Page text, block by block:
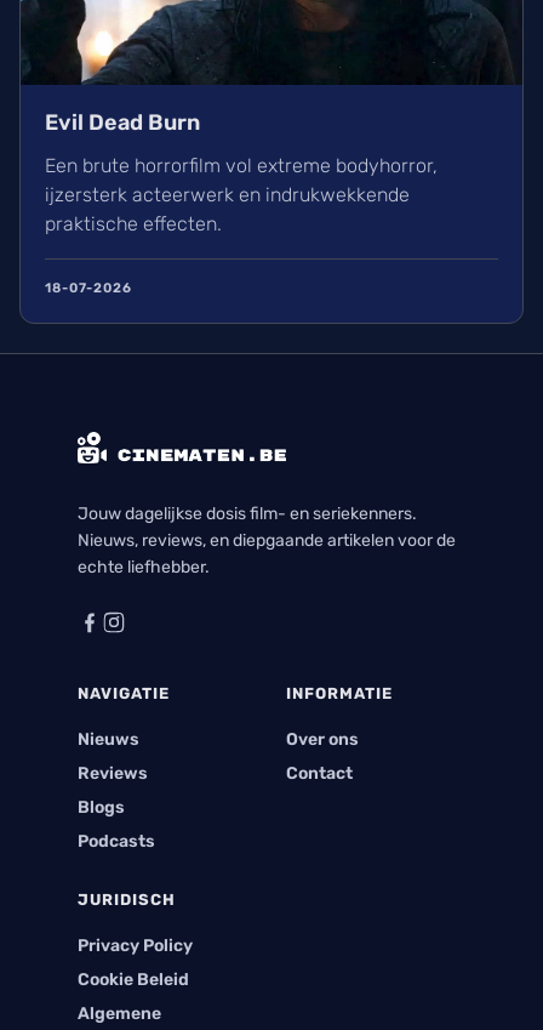
Evil Dead Burn
Een brute horrorfilm vol extreme bodyhorror,
ijzersterk acteerwerk en indrukwekkende
praktische effecten.
18-07-2026
Jouw dagelijkse dosis film- en seriekenners.
Nieuws, reviews, en diepgaande artikelen voor de
echte liefhebber.
NAVIGATIE
Nieuws
Reviews
Blogs
Podcasts
INFORMATIE
Over ons
Contact
JURIDISCH
Privacy Policy
Cookie Beleid
Algemene